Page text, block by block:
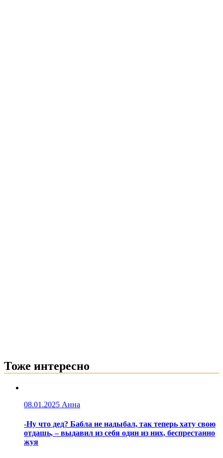
Тоже интересно
08.01.2025 Анна
-Ну что дед? Бабла не надыбал, так теперь хату свою
отдашь, – выдавил из себя один из них, беспрестанно
жуя